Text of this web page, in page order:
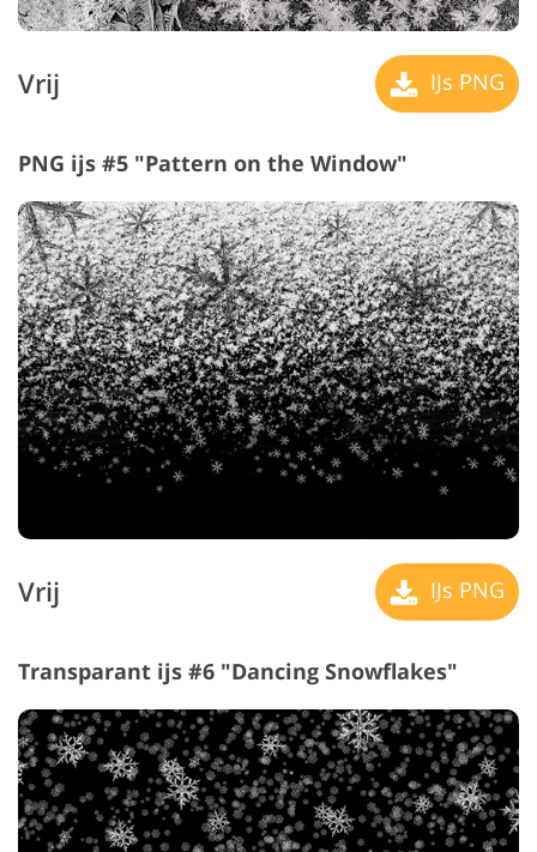
Vrij IJs PNG
PNG ijs #5 "Pattern on the Window"
Vrij IJs PNG
Transparant ijs #6 "Dancing Snowflakes"